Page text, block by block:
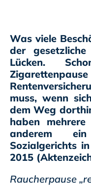
Was viele
der
Lücken.
muss, wenn
dem Weg
haben
anderem
Sozialgerichts
2015
Raucherpause